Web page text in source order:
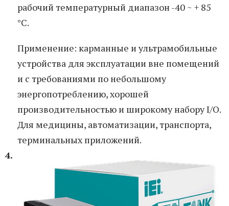
рабочий температурный диапазон -40 ~ + 85
°C.
Применение: карманные и ультрамобильные
устройства для эксплуатации вне помещений
и с требованиями по небольшому
энергопотреблению, хорошей
производительностью и широкому набору I/O.
Для медицины, автоматизации, транспорта,
терминальных приложений.